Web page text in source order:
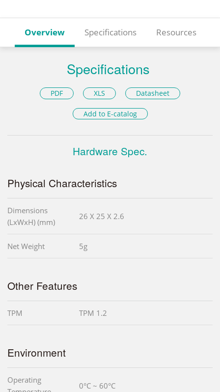
Overview Specifications Resources
Specifications
PDF XLS Datasheet
Add to E-catalog
Hardware Spec.
Physical Characteristics
Dimensions
(LxWxH) (mm)
26 X 25 X 2.6
Net Weight 5g
Other Features
TPM TPM 1.2
Environment
Operating
0°C ~ 60°C